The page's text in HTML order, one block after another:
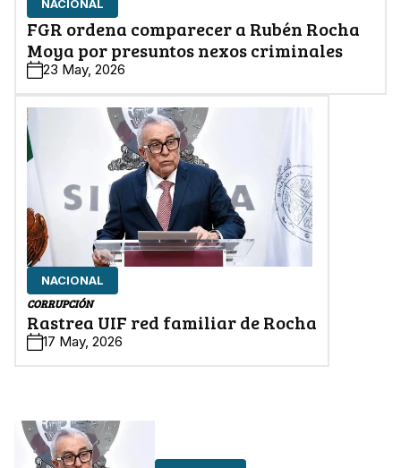
NACIONAL
FGR ordena comparecer a Rubén Rocha
Moya por presuntos nexos criminales
23 May, 2026
NACIONAL
CORRUPCIÓN
Rastrea UIF red familiar de Rocha
17 May, 2026